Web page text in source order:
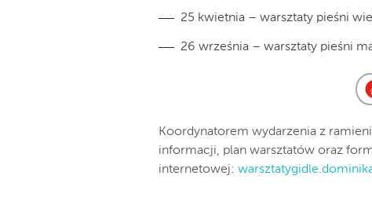
25 kwietnia – warsztaty pieśni
26 września – warsztaty pieśni
Koordynatorem wydarzenia z
informacji, plan warsztatów oraz
internetowej: